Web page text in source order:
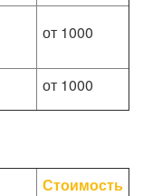
от 1000
от 1000
Стоимость